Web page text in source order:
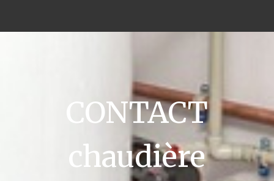
CONTACT
chaudière